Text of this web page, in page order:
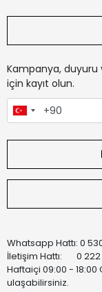
Kampanya,
için kayıt olun.
Whatsapp Hattı: 0
İletişim Hattı: 0 222
Haftaiçi 09:00 - 18:00
ulaşabilirsiniz.